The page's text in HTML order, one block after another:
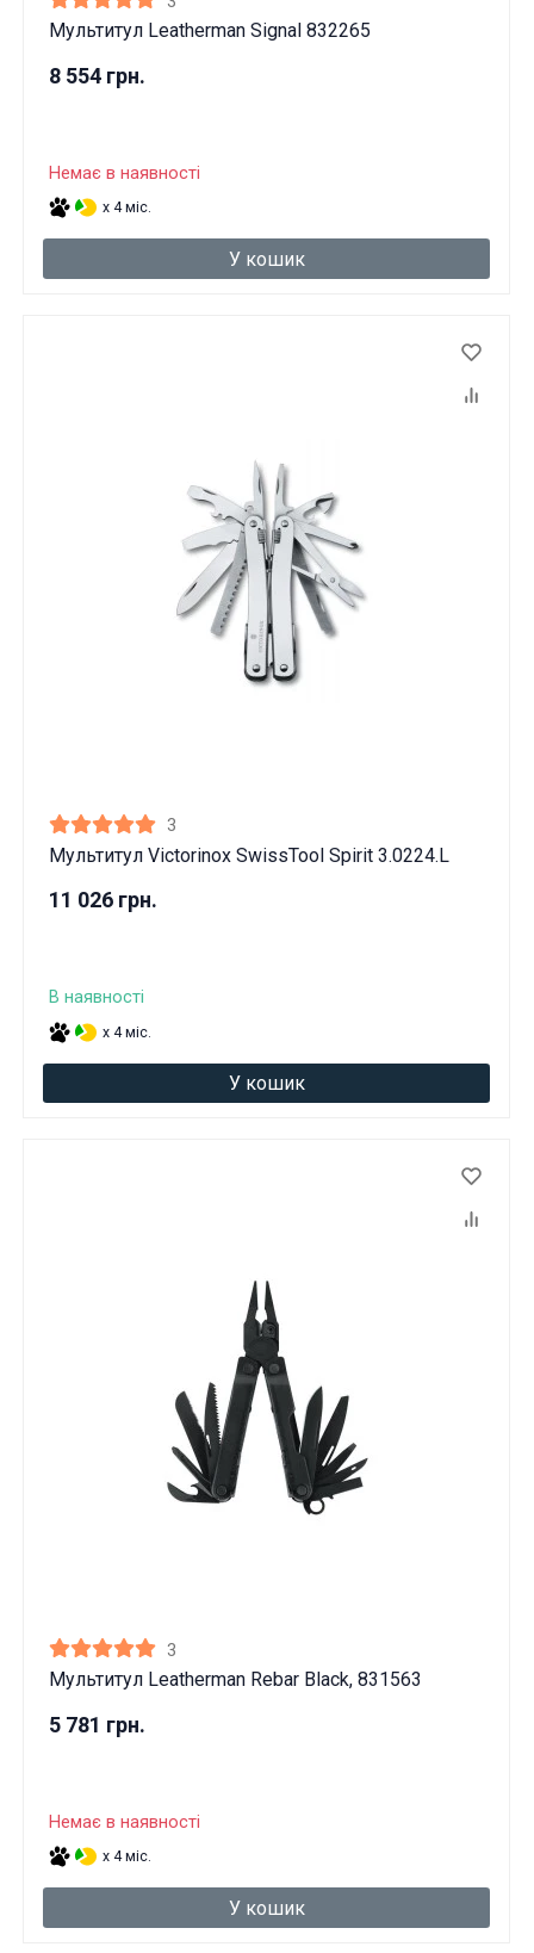
Мультитул Leatherman Signal 832265
8 554 грн.
Немає в наявності
x 4 міс.
У кошик
3
Мультитул Victorinox SwissTool Spirit 3.0224.L
11 026 грн.
В наявності
x 4 міс.
У кошик
3
Мультитул Leatherman Rebar Black, 831563
5 781 грн.
Немає в наявності
x 4 міс.
У кошик